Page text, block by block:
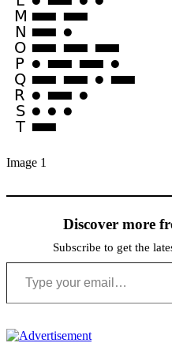
Image 1
Discover more
Subscribe to get the
Type your email…